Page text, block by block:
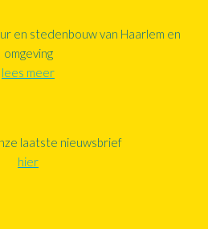
en stedenbouw van Haarlem en
omgeving
lees meer
laatste nieuwsbrief
hier